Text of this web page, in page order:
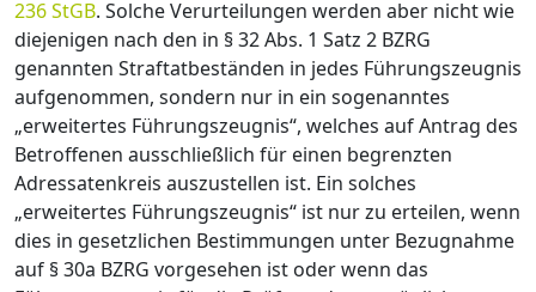
236 StGB. Solche Verurteilungen werden aber nicht wie
diejenigen nach den in § 32 Abs. 1 Satz 2 BZRG
genannten Straftatbeständen in jedes Führungszeugnis
aufgenommen, sondern nur in ein sogenanntes
„erweitertes Führungszeugnis“, welches auf Antrag des
Betroffenen ausschließlich für einen begrenzten
Adressatenkreis auszustellen ist. Ein solches
„erweitertes Führungszeugnis“ ist nur zu erteilen, wenn
dies in gesetzlichen Bestimmungen unter Bezugnahme
auf § 30a BZRG vorgesehen ist oder wenn das